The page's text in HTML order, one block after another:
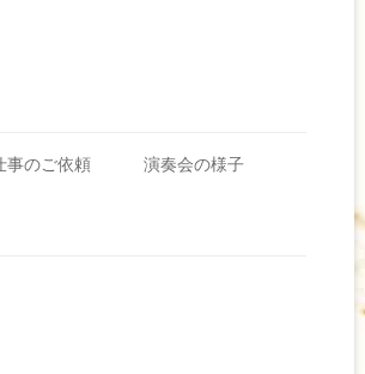
事のご依頼 演奏会の様子